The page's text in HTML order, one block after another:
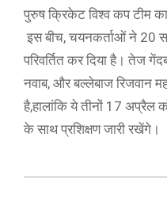
पुरुष क्रिकेट विश्व कप टीम
इस बीच, चयनकर्ताओं ने 20
परिवर्तित कर दिया है। तेज
नवाब, और बल्लेबाज रिजवान
है,हालांकि ये तीनों 17 अप्रैल
के साथ प्रशिक्षण जारी रखेंगे।